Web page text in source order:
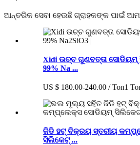
ଆନ୍ତରିକ ସେବା ହେଉଛି ଗ୍ରାହକଙ୍କ ପାଇଁ
Xidi ଉଚ୍ଚ ଗୁଣବତ୍ତା
99% Na ...
US $ 180.00-240.00 / Ton1
ଜିଡି ହଟ୍ ବିକ୍ରୟ ସ୍ତରୀୟ
ସିଲିକେଟ୍ ...